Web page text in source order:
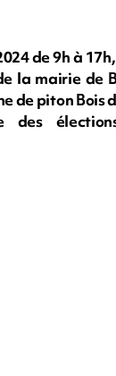
de 9h à
la mairie de
de piton Bois
des